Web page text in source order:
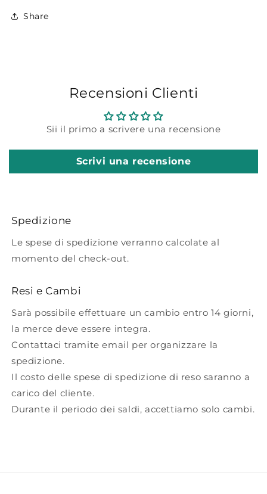
Share
Recensioni Clienti
Sii il primo a scrivere una recensione
Scrivi una recensione
Spedizione
Le spese di spedizione verranno calcolate al
momento del check-out.
Resi e Cambi
Sarà possibile effettuare un cambio entro 14 giorni,
la merce deve essere integra.
Contattaci tramite email per organizzare la
spedizione.
Il costo delle spese di spedizione di reso saranno a
carico del cliente.
Durante il periodo dei saldi, accettiamo solo cambi.